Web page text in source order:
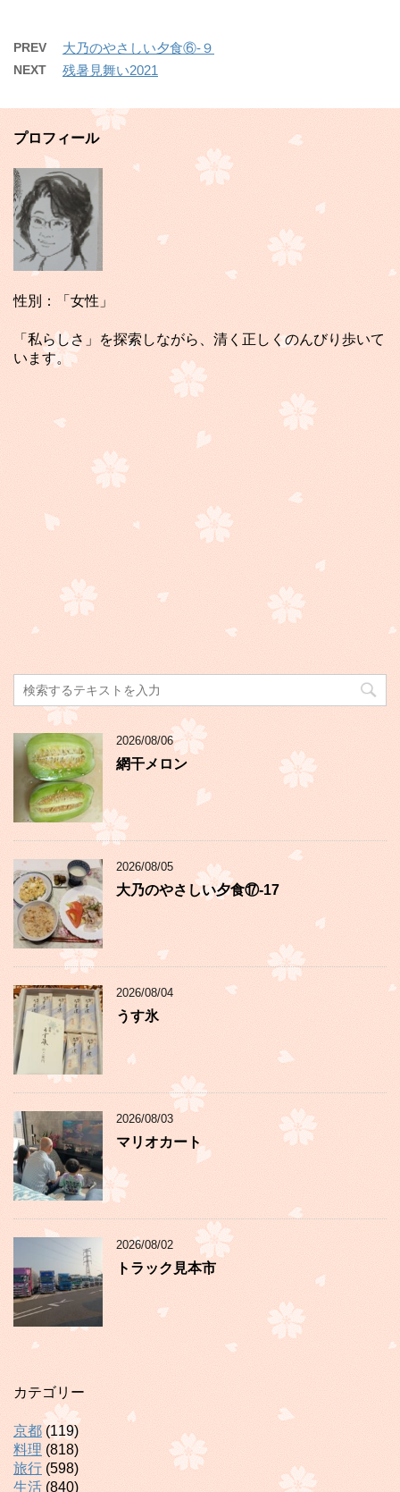
PREV 大乃のやさしい夕食⑥-９
NEXT 残暑見舞い2021
プロフィール
性別：「女性」
「私らしさ」を探索しながら、清く正しくのんびり歩いて
います。
2026/08/06
網干メロン
2026/08/05
大乃のやさしい夕食⑰-17
2026/08/04
うす氷
2026/08/03
マリオカート
2026/08/02
トラック見本市
カテゴリー
京都 (119)
料理 (818)
旅行 (598)
生活 (840)